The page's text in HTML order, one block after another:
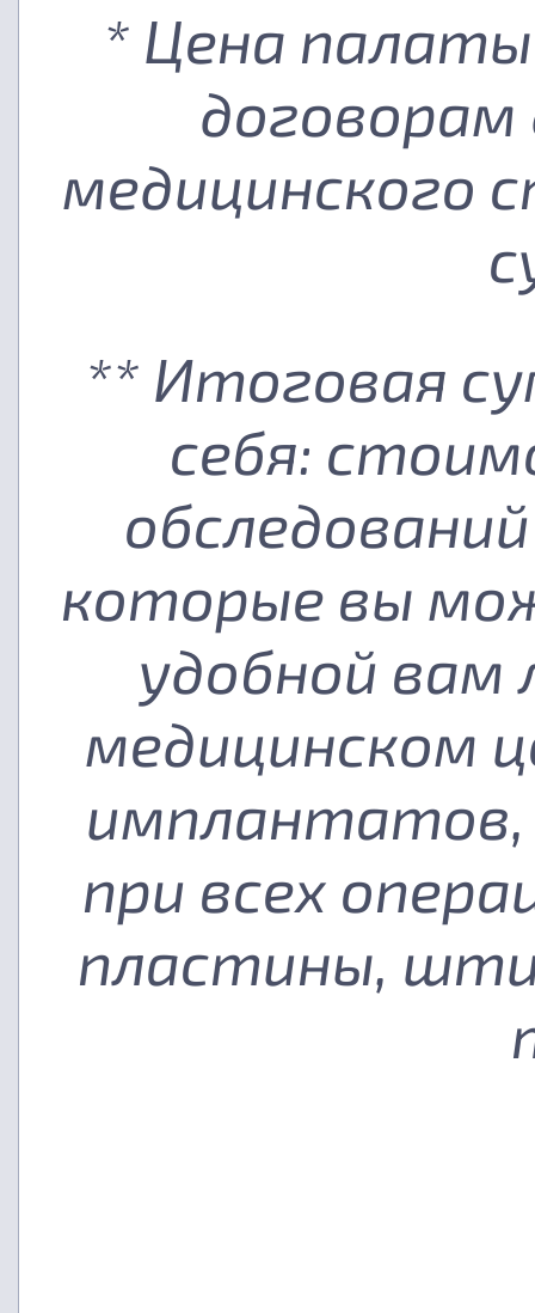
* Цена
договорам
медицинского
** Итоговая
себя:
которые вы
удобной вам
медицинском
при всех
пластины,